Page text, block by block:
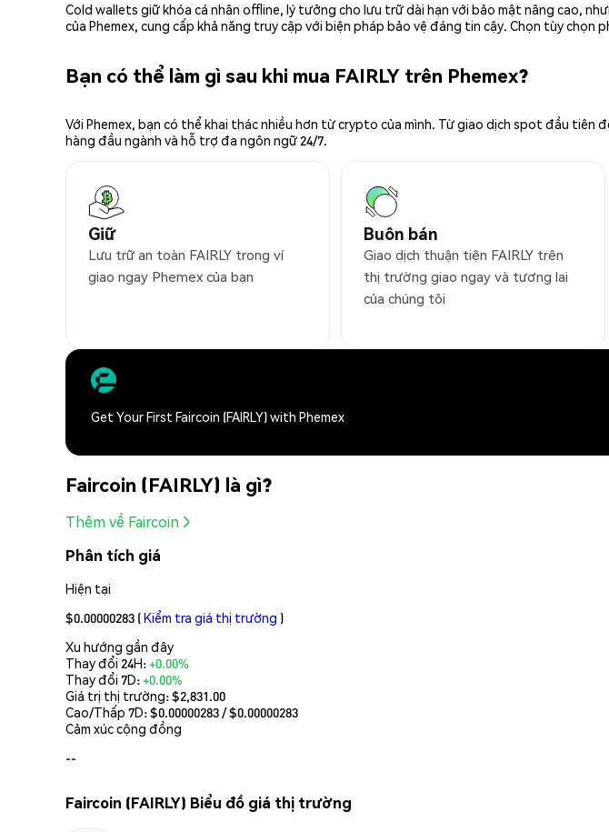
Cold wallets giữ khóa cá nhân offline, lý tưởng cho lưu trữ dài hạn với bảo mật nâng cao,
của Phemex, cung cấp khả năng truy cập với biện pháp bảo vệ đáng tin cậy. Chọn tùy chọn
Bạn có thể làm gì sau khi mua FAIRLY trên Phemex?
Với Phemex, bạn có thể khai thác nhiều hơn từ crypto của mình. Từ giao dịch spot đầu
hàng đầu ngành và hỗ trợ đa ngôn ngữ 24/7.
Giữ
Lưu trữ an toàn FAIRLY trong ví
giao ngay Phemex của bạn
Buôn bán
Giao dịch thuận tiện FAIRLY trên
thị trường giao ngay và tương lai
của chúng tôi
Get Your First Faircoin (FAIRLY) with Phemex
Faircoin (FAIRLY) là gì?
Thêm về Faircoin
Phân tích giá
Hiện tại
$0.00000283 (Kiểm tra giá thị trường )
Xu hướng gần đây
Thay đổi 24H:+0.00%
Thay đổi 7D:+0.00%
Giá trị thị trường:$2,831.00
Cao/Thấp 7D: $0.00000283/ $0.00000283
Cảm xúc cộng đồng
--
Faircoin (FAIRLY) Biểu đồ giá thị trường